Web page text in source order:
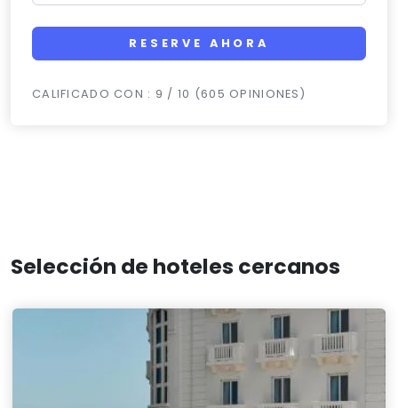
RESERVE AHORA
CALIFICADO CON : 9 / 10 (605 OPINIONES)
Selección de hoteles cercanos